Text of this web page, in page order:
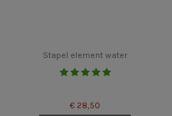
Stapel element water
€ 28,50